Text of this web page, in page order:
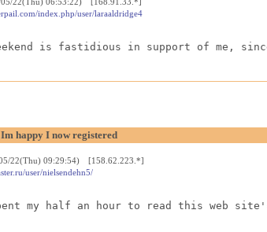
index.php/user/laraaldridge4
is fastidious in support of me,
Im happy I now registered
22(Thu) 09:29:54) [158.62.223.*]
user/nielsendehn5/
my half an hour to read this web